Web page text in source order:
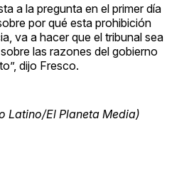
a la pregunta en el primer día
por qué esta prohibición
va a hacer que el tribunal sea
las razones del gobierno
dijo Fresco.
Latino/El Planeta Media)